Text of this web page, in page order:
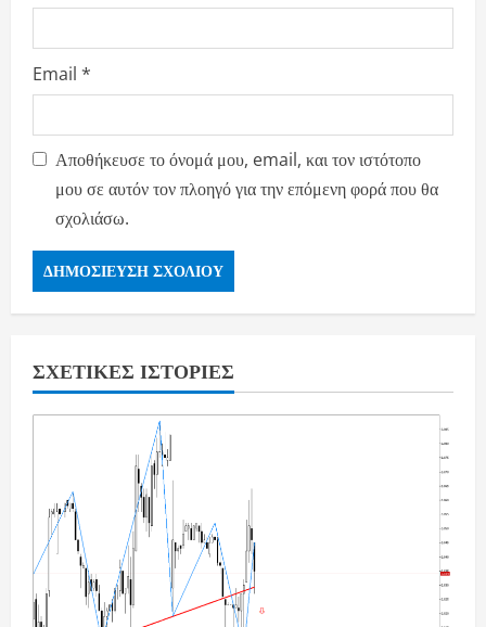
Email *
Αποθήκευσε το όνομά μου, email, και τον ιστότοπο
μου σε αυτόν τον πλοηγό για την επόμενη φορά που θα
σχολιάσω.
ΣΧΕΤΙΚΈΣ ΙΣΤΟΡΊΕΣ